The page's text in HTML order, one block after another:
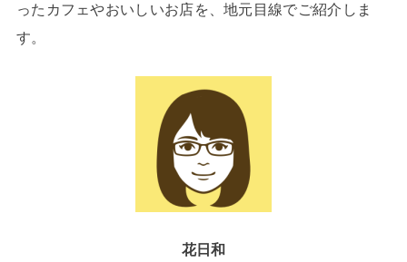
ったカフェやおいしいお店を、地元目線でご紹介しま
す。
花日和